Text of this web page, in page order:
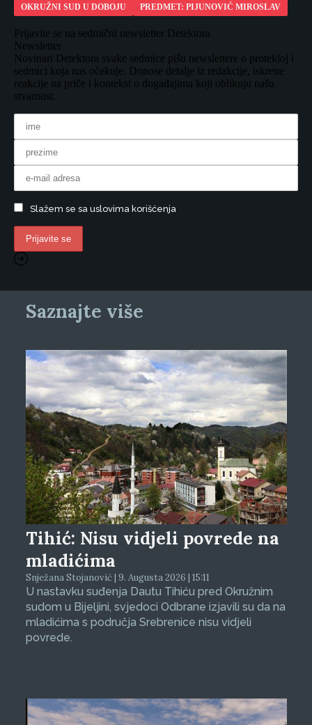
OKRUŽNI SUD U DOBOJU
PREDMET: PIJUNOVIĆ MIROSLAV
Prijavite se na sedmični newsletter Detektora
Newsletter
Novinari Detektora svake sedmice pišu newslettere o protekloj i
sedmici koja nas očekuje. Donose detalje iz redakcije, iskrene
reakcije na priče i kontekst o događajima koji oblikuju našu
stvarnost.
Slažem se sa uslovima korišćenja
Saznajte više
Tihić: Nisu vidjeli povrede na
mladićima
Snježana Stojanović | 9. Augusta 2026 | 15:11
U nastavku suđenja Dautu Tihiću pred Okružnim
sudom u Bijeljini, svjedoci Odbrane izjavili su da na
mladićima s područja Srebrenice nisu vidjeli
povrede.